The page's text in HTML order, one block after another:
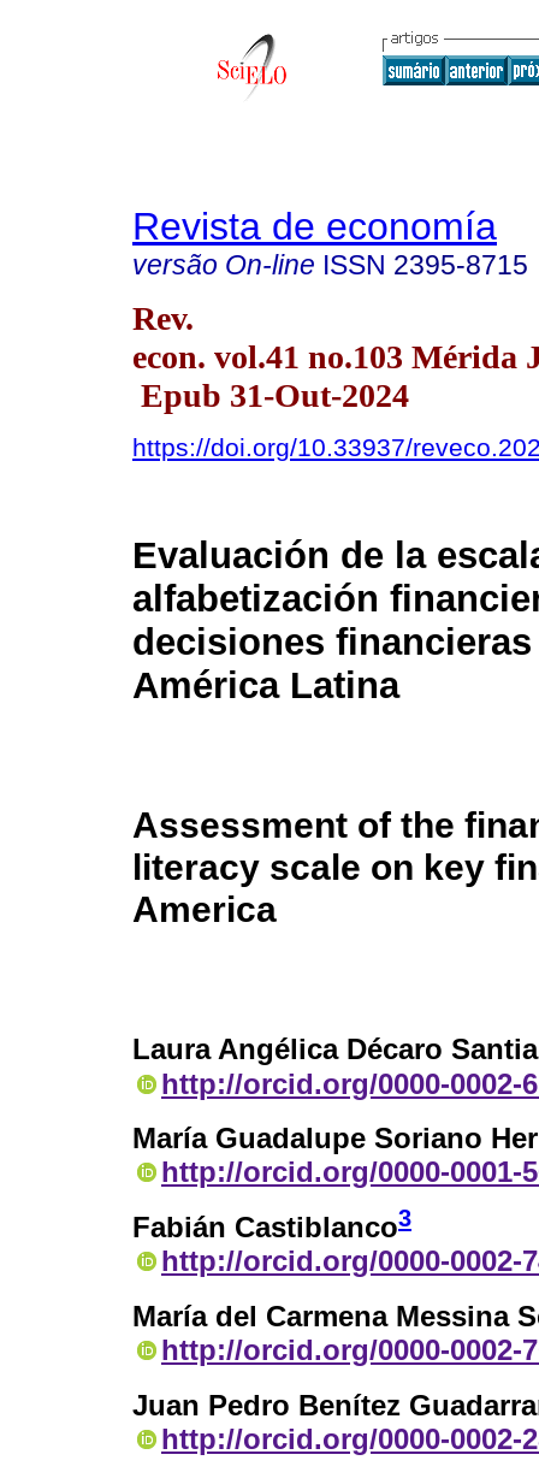
Revista de economía
versão On-line ISSN 2395-8715
Rev.
econ. vol.41 no.103 Mérida
Epub 31-Out-2024
https://doi.org/10.33937/
Evaluación de la
alfabetización
decisiones
América Latina
Assessment of the
literacy scale on key
America
Laura Angélica Décaro
http://orcid.org/0000-0002-
María Guadalupe Soriano
http://orcid.org/0000-0001-
Fabián Castiblanco3
http://orcid.org/0000-0002-
María del Carmena Messina
http://orcid.org/0000-0002-
Juan Pedro Benítez
http://orcid.org/0000-0002-